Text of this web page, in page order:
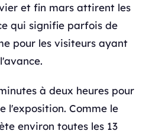
et fin mars attirent les
qui signifie parfois de
pour les visiteurs ayant
à deux heures pour
l'exposition. Comme le
environ toutes les 13